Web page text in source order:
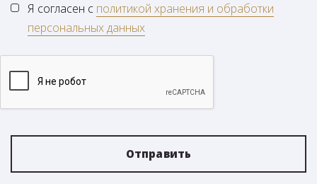
Я согласен с политикой хранения и обработки
персональных данных
Отправить